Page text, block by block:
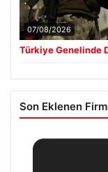
07/08/2026
Türkiye Genelinde
Son Eklenen